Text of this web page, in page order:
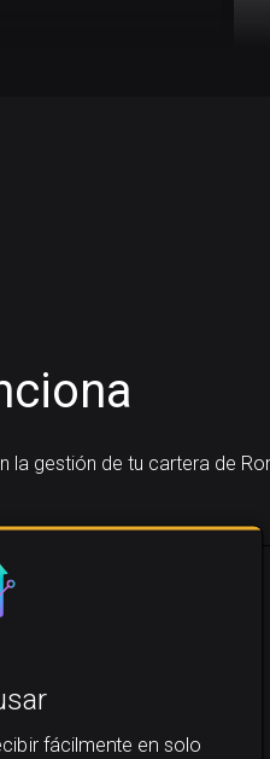
gestión de tu cartera de
fácilmente en solo